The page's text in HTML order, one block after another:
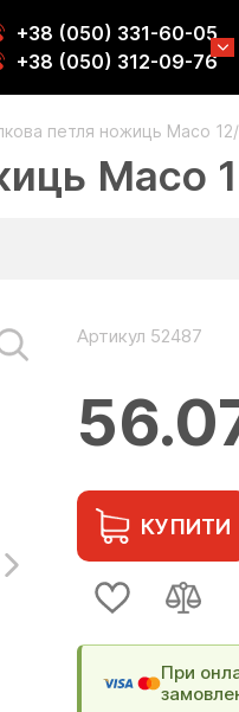
+38 (050) 331-60-05
+38 (050) 312-09-76
петля ножиць Масо
Масо
Артикул 52487
КУПИТИ
При